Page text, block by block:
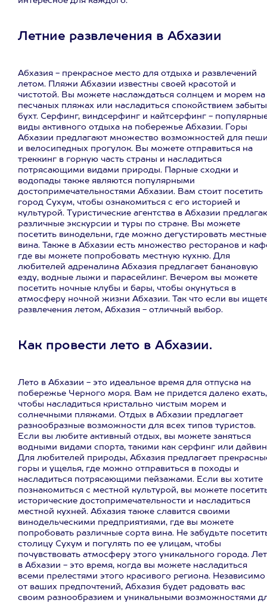
Летние развлечения в Абхазии
Абхазия - прекрасное место для отдыха и развлечений
летом. Пляжи Абхазии известны своей красотой и
чистотой. Вы можете наслаждаться солнцем и морем на
песчаных пляжах или насладиться спокойствием
бухт. Серфинг, виндсерфинг и кайтсерфинг -
виды активного отдыха на побережье Абхазии. Горы
Абхазии предлагают множество возможностей для
и велосипедных прогулок. Вы можете отправиться на
треккинг в горную часть страны и насладиться
потрясающими видами природы. Парные сходки и
водопады также являются популярными
достопримечательностями Абхазии. Вам стоит посетить
город Сухум, чтобы ознакомиться с его историей и
культурой. Туристические агентства в Абхазии
различные экскурсии и туры по стране. Вы можете
посетить винодельни, где можно дегустировать местные
вина. Также в Абхазии есть множество ресторанов и
где вы можете попробовать местную кухню. Для
любителей адреналина Абхазия предлагает банановую
езду, водные лыжи и парасейлинг. Вечером вы можете
посетить ночные клубы и бары, чтобы окунуться в
атмосферу ночной жизни Абхазии. Так что если вы
развлечения летом, Абхазия - отличный выбор.
Как провести лето в Абхазии.
Лето в Абхазии - это идеальное время для отпуска на
побережье Черного моря. Вам не придется далеко ехать,
чтобы насладиться кристально чистым морем и
солнечными пляжами. Отдых в Абхазии предлагает
разнообразные возможности для всех типов туристов.
Если вы любите активный отдых, вы можете заняться
водными видами спорта, такими как серфинг или
Для любителей природы, Абхазия предлагает
горы и ущелья, где можно отправиться в походы и
насладиться потрясающими пейзажами. Если вы хотите
познакомиться с местной культурой, вы можете
исторические достопримечательности и насладиться
местной кухней. Абхазия также славится своими
винодельческими предприятиями, где вы можете
попробовать различные сорта вина. Не забудьте
столицу Сухум и погулять по ее улицам, чтобы
почувствовать атмосферу этого уникального города.
в Абхазии - это время, когда вы можете насладиться
всеми прелестями этого красивого региона. Независимо
от ваших предпочтений, Абхазия будет радовать вас
своим разнообразием и уникальными возможностями